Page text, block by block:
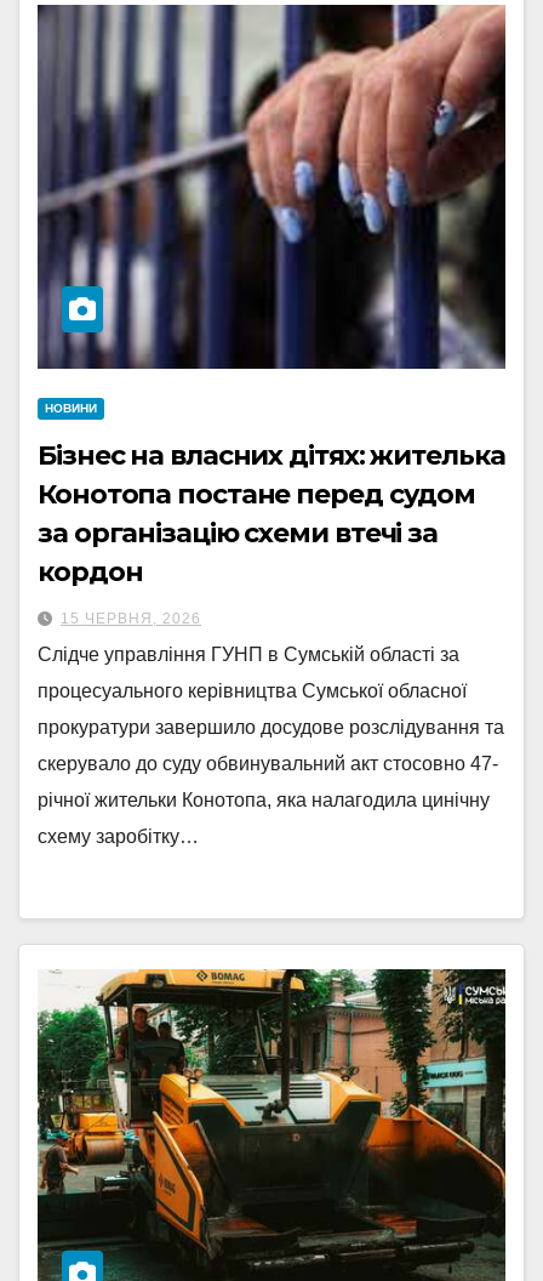
НОВИНИ
Бізнес на власних дітях: жителька
Конотопа постане перед судом
за організацію схеми втечі за
кордон
15 ЧЕРВНЯ, 2026
Слідче управління ГУНП в Сумській області за
процесуального керівництва Сумської обласної
прокуратури завершило досудове розслідування та
скерувало до суду обвинувальний акт стосовно 47-
річної жительки Конотопа, яка налагодила цинічну
схему заробітку…